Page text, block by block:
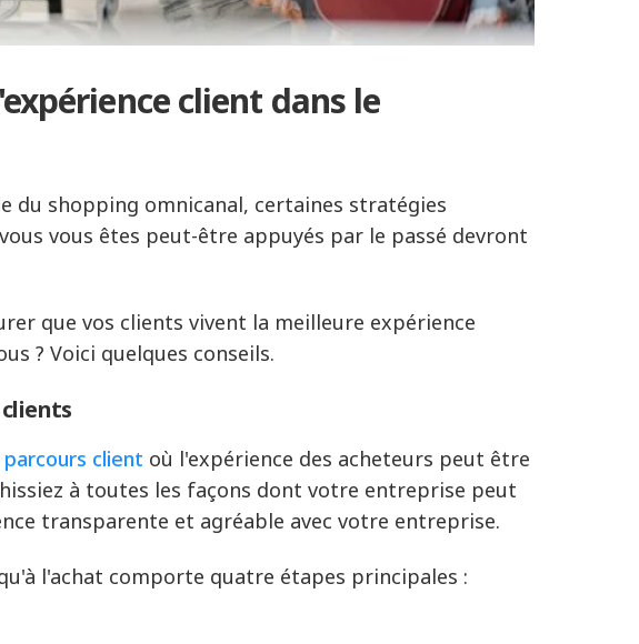
client dans le
du shopping omnicanal, certaines stratégies
vous êtes peut-être appuyés par le passé devront
que vos clients vivent la meilleure expérience
? Voici quelques conseils.
parcours client où l'expérience des acheteurs peut être
à toutes les façons dont votre entreprise peut
transparente et agréable avec votre entreprise.
l'achat comporte quatre étapes principales :